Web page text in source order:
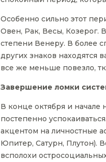
Особенно сильно этот
Овен, Рак, Весы, Козерог.
степени Венеру. В более
других знаков находятся
все же меньше повезло, тк
Завершение ломки
В конце октября и начале
постепенно
акцентом на личностные
Юпитер, Сатурн, Плутон).
всполохи